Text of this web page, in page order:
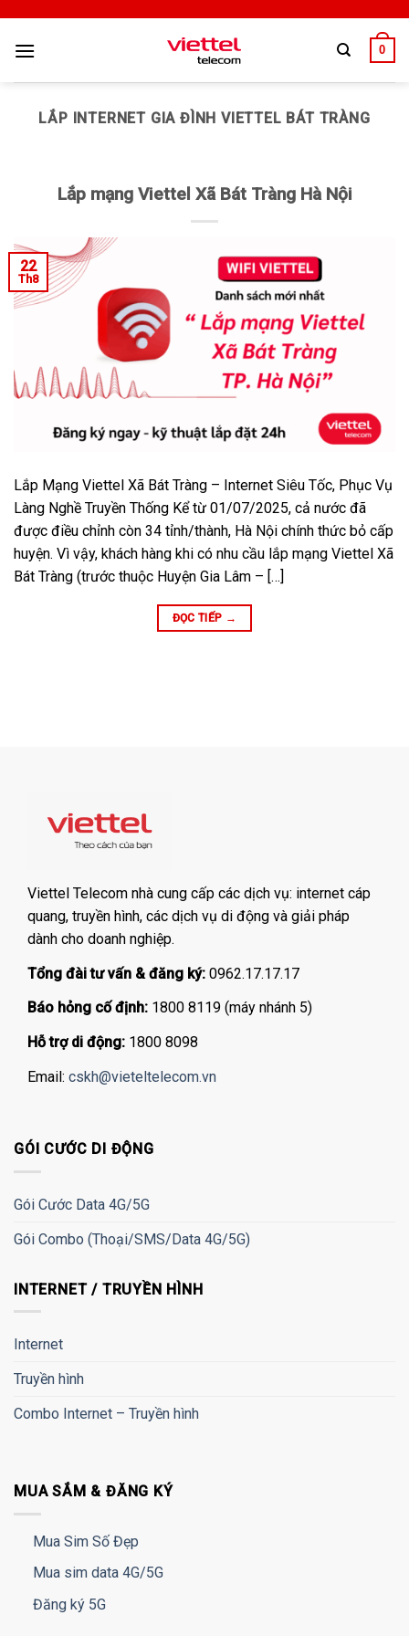
0
LẮP INTERNET GIA ĐÌNH VIETTEL BÁT TRÀNG
Lắp mạng Viettel Xã Bát Tràng Hà Nội
22
Th8
Lắp Mạng Viettel Xã Bát Tràng – Internet Siêu Tốc, Phục Vụ
Làng Nghề Truyền Thống Kể từ 01/07/2025, cả nước đã
được điều chỉnh còn 34 tỉnh/thành, Hà Nội chính thức bỏ cấp
huyện. Vì vậy, khách hàng khi có nhu cầu lắp mạng Viettel Xã
Bát Tràng (trước thuộc Huyện Gia Lâm – […]
ĐỌC TIẾP →
Viettel Telecom nhà cung cấp các dịch vụ: internet cáp
quang, truyền hình, các dịch vụ di động và giải pháp
dành cho doanh nghiệp.
Tổng đài tư vấn & đăng ký: 0962.17.17.17
Báo hỏng cố định: 1800 8119 (máy nhánh 5)
Hỗ trợ di động: 1800 8098
Email: cskh@vieteltelecom.vn
GÓI CƯỚC DI ĐỘNG
Gói Cước Data 4G/5G
Gói Combo (Thoại/SMS/Data 4G/5G)
INTERNET / TRUYỀN HÌNH
Internet
Truyền hình
Combo Internet – Truyền hình
MUA SẮM & ĐĂNG KÝ
Mua Sim Số Đẹp
Mua sim data 4G/5G
Đăng ký 5G